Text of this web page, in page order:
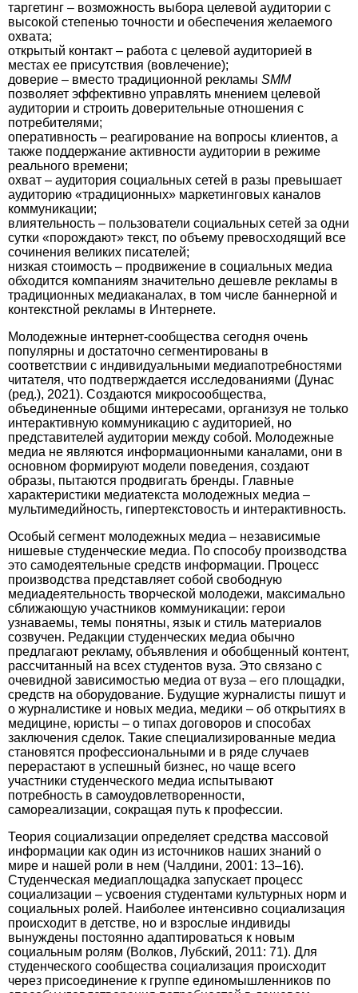
таргетинг – возможность выбора целевой аудитории с
высокой степенью точности и обеспечения желаемого
охвата;
открытый контакт – работа с целевой аудиторией в
местах ее присутствия (вовлечение);
доверие – вместо традиционной рек­ламы SMM
позволяет эффективно управлять мнением целевой
аудитории и строить доверительные отношения с
потребителями;
оперативность – реагирование на вопросы клиентов, а
также поддержание активности аудитории в режиме
реального времени;
охват – аудитория социальных сетей в разы превышает
аудиторию «традиционных» маркетинговых каналов
коммуникации;
влиятельность – пользователи социальных сетей за одни
сутки «порождают» текст, по объему превосходящий все
сочинения великих писателей;
низкая стоимость – продвижение в социальных медиа
обходится компаниям значительно дешевле рекламы в
традиционных медиаканалах, в том числе баннерной и
контекстной рекламы в Интернете.
Молодежные интернет-сообщества сегодня очень
популярны и достаточно сегментированы в
соответствии с индивидуальными медиапотребностями
читателя, что подтверждается исследованиями (Дунас
(ред.), 2021). Создаются микросообщества,
объединенные общими интересами, организуя не только
интерактивную коммуникацию с аудиторией, но
представителей аудитории между собой. Молодежные
медиа не являются информационными каналами, они в
основном формируют модели поведения, создают
образы, пытаются продвигать бренды. Главные
характеристики медиатекста молодежных медиа –
мультимедийность, гипертекстовость и интерактивность.
Особый сегмент молодежных медиа – независимые
нишевые студенческие медиа. По способу производства
это самодеятельные средств информации. Процесс
производства представляет собой свободную
медиадеятельность творческой молодежи, максимально
сближающую участников коммуникации: герои
узнаваемы, темы понятны, язык и стиль материалов
созвучен. Редакции студенческих медиа обычно
предлагают рекламу, объявления и обобщенный контент,
рассчитанный на всех студентов вуза. Это связано с
очевидной зависимостью медиа от вуза – его площадки,
средств на оборудование. Будущие журналисты пишут и
о журналистике и новых медиа, медики – об открытиях в
медицине, юристы – о типах договоров и способах
заключения сделок. Такие специализированные медиа
становятся профессиональными и в ряде случаев
перерастают в успешный бизнес, но чаще всего
участники студенческого медиа испытывают
потребность в самоудовлетворенности,
самореализации, сокращая путь к профессии.
Теория социализации определяет средства массовой
информации как один из источников наших знаний о
мире и нашей роли в нем (Чалдини, 2001: 13–16).
Студенческая медиаплощадка запускает процесс
социализации – усвоения студентами культурных норм и
социальных ролей. Наиболее интенсивно социализация
происходит в детстве, но и взрослые индивиды
вынуждены постоянно адаптироваться к новым
социальным ролям (Волков, Лубский, 2011: 71). Для
студенческого сообщества социализация происходит
через присоединение к группе единомышленников по